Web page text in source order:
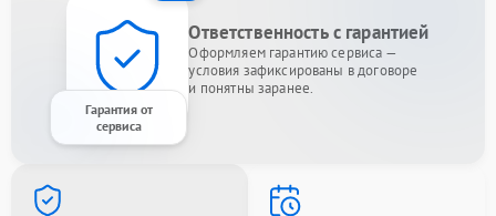
Гарантия от
сервиса
Ответственность с гарантией
Оформляем гарантию сервиса —
условия зафиксированы в договоре
и понятны заранее.